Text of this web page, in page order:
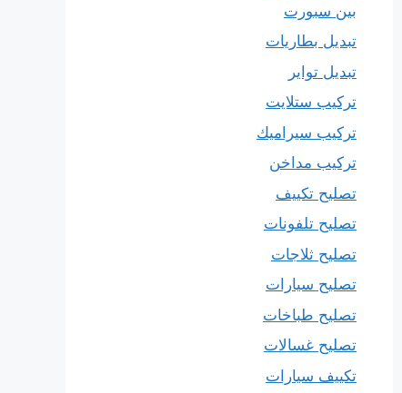
بين سبورت
تبديل بطاريات
تبديل تواير
تركيب ستلايت
تركيب سيراميك
تركيب مداخن
تصليح تكييف
تصليح تلفونات
تصليح ثلاجات
تصليح سيارات
تصليح طباخات
تصليح غسالات
تكييف سيارات